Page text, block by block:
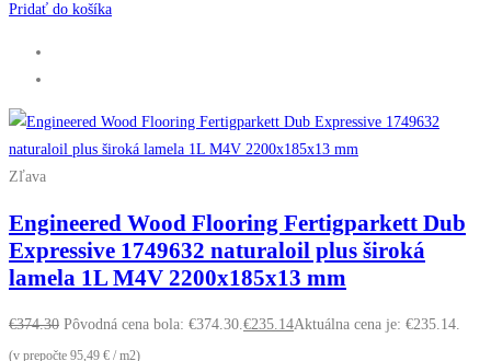
Pridať do košíka
Zľava
Engineered Wood Flooring Fertigparkett Dub
Expressive 1749632 naturaloil plus široká
lamela 1L M4V 2200x185x13 mm
€374.30 Pôvodná cena bola: €374.30.€235.14Aktuálna cena je: €235.14.
(v prepočte 95,49 € / m2)